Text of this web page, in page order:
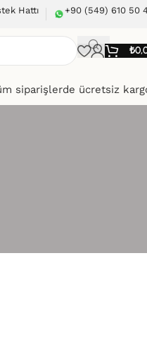
Hattı +90 (549) 610 50
₺
siparişlerde ücretsiz